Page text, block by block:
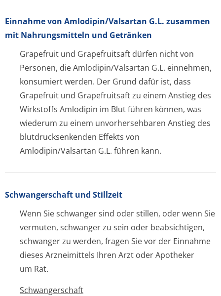
Einnahme von Amlodipin/Valsartan G.L. zusammen
mit Nahrungsmitteln und Getränken
Grapefruit und Grapefruitsaft dürfen nicht von
Personen, die Amlodipin/Valsartan G.L. einnehmen,
konsumiert werden. Der Grund dafür ist, dass
Grapefruit und Grapefruitsaft zu einem Anstieg des
Wirkstoffs Amlodipin im Blut führen können, was
wiederum zu einem unvorhersehbaren Anstieg des
blutdrucksenkenden Effekts von
Amlodipin/Valsartan G.L. führen kann.
Schwangerschaft und Stillzeit
Wenn Sie schwanger sind oder stillen, oder wenn Sie
vermuten, schwanger zu sein oder beabsichtigen,
schwanger zu werden, fragen Sie vor der Einnahme
dieses Arzneimittels Ihren Arzt oder Apotheker
um Rat.
Schwangerschaft